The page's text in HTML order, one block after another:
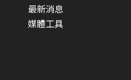
最新消息
媒體工具